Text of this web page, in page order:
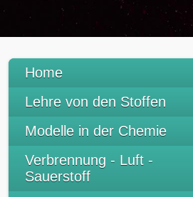
Home
Lehre von den Stoffen
Modelle in der Chemie
Verbrennung - Luft -
Sauerstoff